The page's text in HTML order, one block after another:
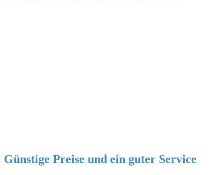
Günstige Preise und ein guter Service